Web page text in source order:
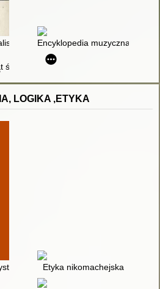
Encyklopedia muzyczna PWM.
świata : Ryby
LOGIKA ,ETYKA
pytania, które chcieliśmy zadać
Etyka nikomachejska